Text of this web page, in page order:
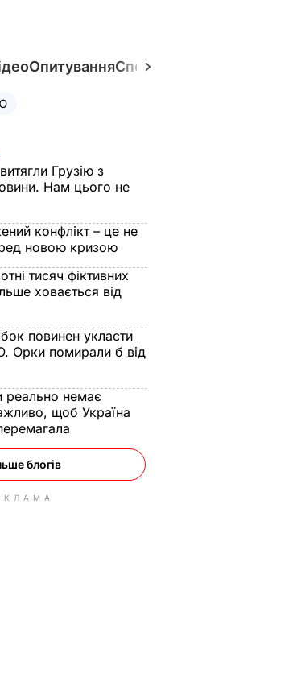
ОпитуванняСпецпроєкти
Грузію з
Нам цього не
конфлікт – це не
новою кризою
тисяч фіктивних
ховається від
повинен укласти
Орки помирали б від
реально немає
щоб Україна
блогів